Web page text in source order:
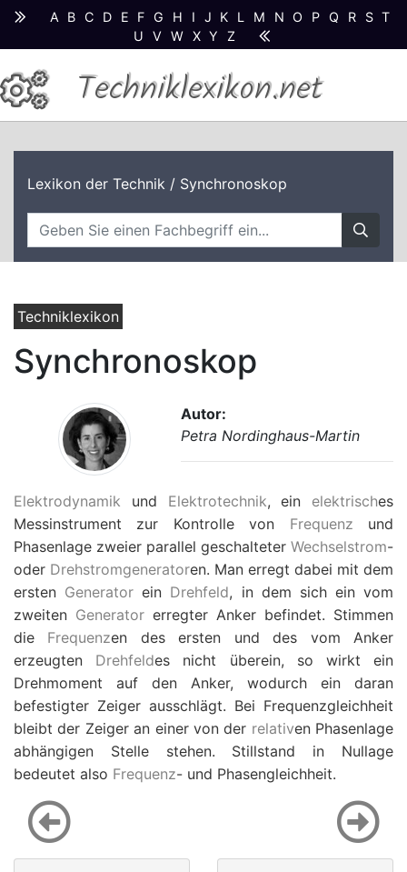
A B C D E F G H I J K L M N O P Q R S T
U
V W X Y Z
Techniklexikon.net
Lexikon der Technik / Synchronoskop
Techniklexikon
Synchronoskop
Autor:
Petra Nordinghaus-Martin
Elektrodynamik und Elektrotechnik, ein elektrisches
Messinstrument zur Kontrolle von Frequenz und
Phasenlage zweier parallel geschalteter Wechselstrom-
oder Drehstromgeneratoren. Man erregt dabei mit dem
ersten Generator ein Drehfeld, in dem sich ein vom
zweiten Generator erregter Anker befindet. Stimmen
die Frequenzen des ersten und des vom Anker
erzeugten Drehfeldes nicht überein, so wirkt ein
Drehmoment auf den Anker, wodurch ein daran
befestigter Zeiger ausschlägt. Bei Frequenzgleichheit
bleibt der Zeiger an einer von der relativen Phasenlage
abhängigen Stelle stehen. Stillstand in Nullage
bedeutet also Frequenz- und Phasengleichheit.